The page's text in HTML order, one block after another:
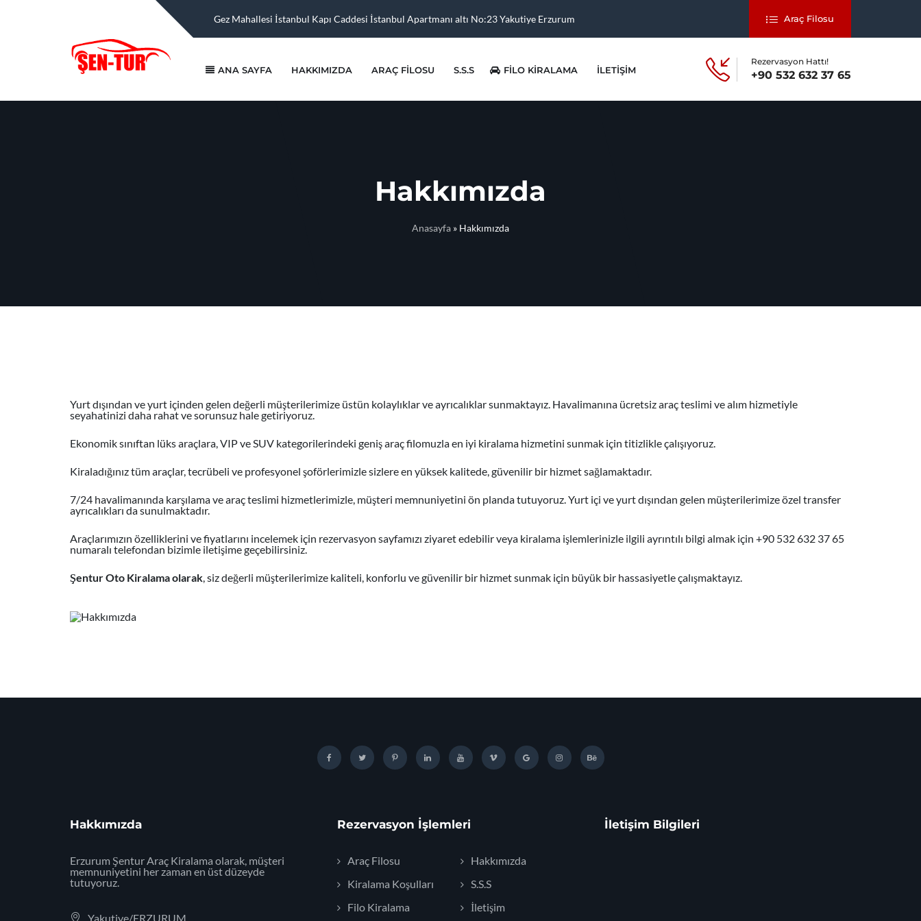
Gez Mahallesi İstanbul Kapı Caddesi İstanbul Apartmanı altı No:23 Yakutiye Erzurum Araç Filosu
Rezervasyon Hattı!
+90 532 632 37 65
ANA SAYFA HAKKIMIZDA ARAÇ FILOSU S.S.S FILO KIRALAMA İLETIŞIM
Hakkımızda
Anasayfa » Hakkımızda
Yurt dışından ve yurt içinden gelen değerli müşterilerimize üstün kolaylıklar ve ayrıcalıklar sunmaktayız. Havalimanına ücretsiz araç teslimi ve alım hizmetiyle
seyahatinizi daha rahat ve sorunsuz hale getiriyoruz.
Ekonomik sınıftan lüks araçlara, VIP ve SUV kategorilerindeki geniş araç filomuzla en iyi kiralama hizmetini sunmak için titizlikle çalışıyoruz.
Kiraladığınız tüm araçlar, tecrübeli ve profesyonel şoförlerimizle sizlere en yüksek kalitede, güvenilir bir hizmet sağlamaktadır.
7/24 havalimanında karşılama ve araç teslimi hizmetlerimizle, müşteri memnuniyetini ön planda tutuyoruz. Yurt içi ve yurt dışından gelen müşterilerimize özel transfer
ayrıcalıkları da sunulmaktadır.
Araçlarımızın özelliklerini ve fiyatlarını incelemek için rezervasyon sayfamızı ziyaret edebilir veya kiralama işlemlerinizle ilgili ayrıntılı bilgi almak için +90 532 632 37 65
numaralı telefondan bizimle iletişime geçebilirsiniz.
Şentur Oto Kiralama olarak, siz değerli müşterilerimize kaliteli, konforlu ve güvenilir bir hizmet sunmak için büyük bir hassasiyetle çalışmaktayız.
Hakkımızda
Erzurum Şentur Araç Kiralama olarak, müşteri
memnuniyetini her zaman en üst düzeyde
tutuyoruz.
Yakutiye/ERZURUM
Rezervasyon İşlemleri
Araç Filosu
Hakkımızda
Kiralama Koşulları
S.S.S
Filo Kiralama
İletişim
İletişim Bilgileri